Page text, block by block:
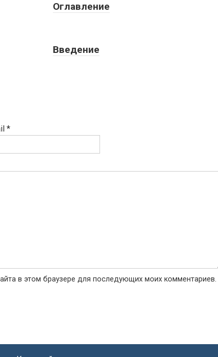
Оглавление
Введение
*
в этом браузере для последующих моих комментариев.